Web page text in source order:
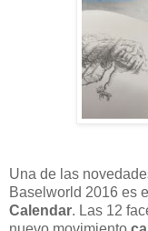
Una de las
Baselworld 2016 es
Calendar. Las 12